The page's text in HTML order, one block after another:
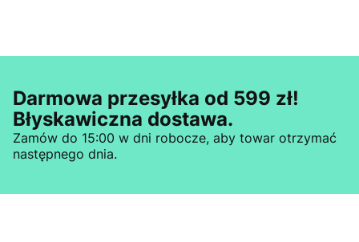
Darmowa przesyłka od 599 zł!
Błyskawiczna dostawa.
Zamów do 15:00 w dni robocze, aby towar otrzymać
następnego dnia.